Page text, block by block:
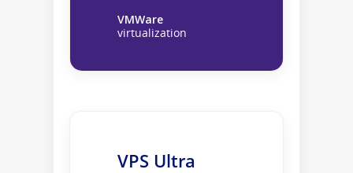
VMWare
virtualization
VPS Ultra